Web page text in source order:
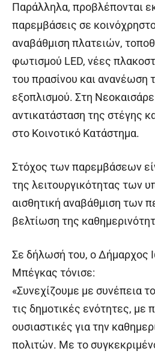
Παράλληλα, προβλέπονται
παρεμβάσεις σε
αναβάθμιση πλατειών,
φωτισμού LED, νέες
του πρασίνου και ανανέωση
εξοπλισμού. Στη
αντικατάσταση της στέγης
στο Κοινοτικό Κατάστημα.
Στόχος των παρεμβάσεων
της λειτουργικότητας των
αισθητική αναβάθμιση των
βελτίωση της
Σε δήλωσή του, ο Δήμαρχος
Μπέγκας τόνισε:
«Συνεχίζουμε με συνέπεια
τις δημοτικές ενότητες, με
ουσιαστικές για την
πολιτών. Με το